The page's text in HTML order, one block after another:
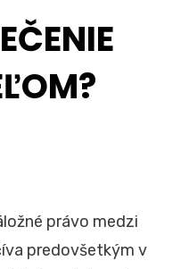
právo medzi
predovšetkým v